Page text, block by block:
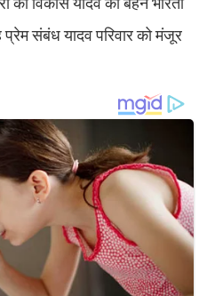
संबंध यादव परिवार को मंजूर